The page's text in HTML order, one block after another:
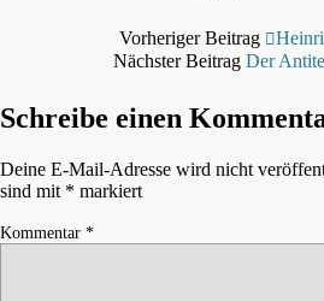
Vorheriger Beitrag
Nächster Beitrag Der
Schreibe einen
Deine E-Mail-Adresse wird nicht
sind mit * markiert
Kommentar *